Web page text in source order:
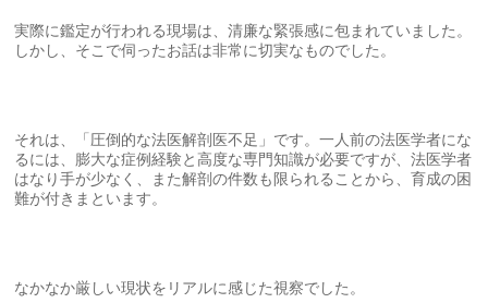
実際に鑑定が行われる現場は、清廉な緊張感に包まれていました。
しかし、そこで伺ったお話は非常に切実なものでした。
それは、「圧倒的な法医解剖医不足」です。一人前の法医学者にな
るには、膨大な症例経験と高度な専門知識が必要ですが、法医学者
はなり手が少なく、また解剖の件数も限られることから、育成の困
難が付きまといます。
なかなか厳しい現状をリアルに感じた視察でした。